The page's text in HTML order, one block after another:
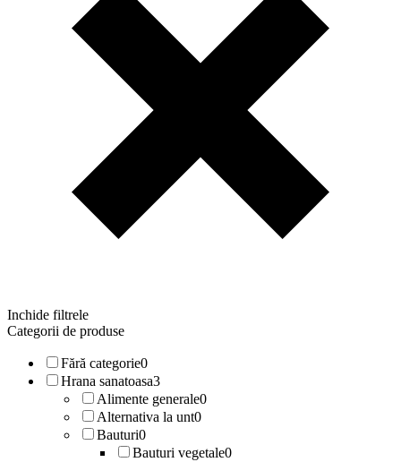
Inchide filtrele
Categorii de produse
Fără categorie0
Hrana sanatoasa3
Alimente generale0
Alternativa la unt0
Bauturi0
Bauturi vegetale0